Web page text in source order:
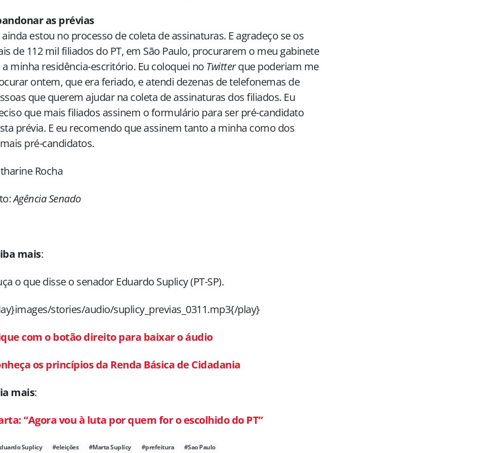
as prévias
ainda estou no processo de coleta de assinaturas. E agradeço se os
de 112 mil filiados do PT, em São Paulo, procurarem o meu gabinete
a minha residência-escritório. Eu coloquei no Twitterque poderiam me
ontem, que era feriado, e atendi dezenas de telefonemas de
que querem ajudar na coleta de assinaturas dos filiados. Eu
que mais filiados assinem o formulário para ser pré-candidato
prévia. E eu recomendo que assinem tanto a minha como dos
pré-candidatos.
Rocha
Agência Senado
mais:
o que disse o senador Eduardo Suplicy (PT-SP).
stories/audio/suplicy_previas_0311.mp3{/play}
com o botão direito para baixar o áudio
os princípios da Renda Básica de Cidadania
mais:
“Agora vou à luta por quem for o escolhido do PT”
Suplicy #eleições #Marta Suplicy #prefeitura #Sao Paulo